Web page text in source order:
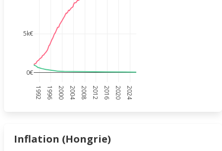
1992 1996 2000 2004 2008 2012 2016 2020 2024
0€
5k€
Inflation (Hongrie)